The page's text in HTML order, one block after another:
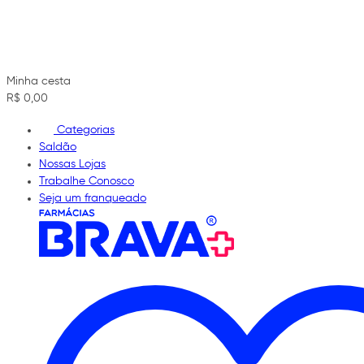
Minha cesta
R$ 0,00
Categorias
Saldão
Nossas Lojas
Trabalhe Conosco
Seja um franqueado